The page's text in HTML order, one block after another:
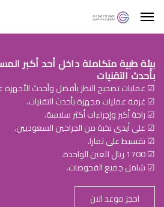
بيئة طبية متكاملة داخل أحد أكبر
بأحدث التقنيات
☑ عمليات تصحيح النظر بأفضل وأحدث الأجهزة
☑ غرفة عمليات مجهزة بأحدث التقنيات.
☑ راحة أكبر وإجراءات أكثر سلاسة.
☑ على أيدي نخبة من الجراحين السعوديين.
☑ تقسيط على تمارا.
☑ 1700 ريال للعين الواحدة.
☑ شامل جميع الفحوصات.
احجز موعد الان